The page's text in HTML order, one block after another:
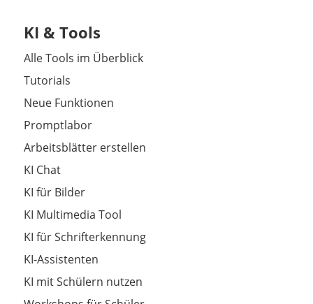
KI & Tools
Alle Tools im Überblick
Tutorials
Neue Funktionen
Promptlabor
Arbeitsblätter erstellen
KI Chat
KI für Bilder
KI Multimedia Tool
KI für Schrifterkennung
KI-Assistenten
KI mit Schülern nutzen